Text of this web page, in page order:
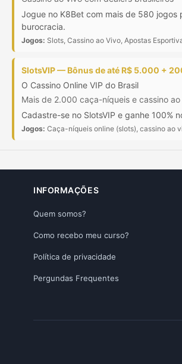
Jogue no K8Bet com mais de 580 jogos
burocracia.
Jogos: Slots, Cassino ao Vivo, Apostas
SlotsVIP — Bônus de até R$ 5.000 +
O Cassino Online VIP do Brasil
Mais de 2.000 caça-níqueis e cassino
Cadastre-se no SlotsVIP e ganhe 100%
Jogos: Caça-níqueis online (slots), cassino ao
INFORMAÇÕES
Quem somos?
Como recebo meu curso?
Política de privacidade
Pergundas Frequentes